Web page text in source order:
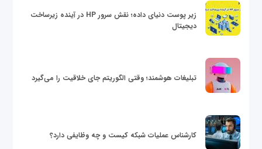
زیر پوست دنیای داده؛ نقش سرور HP در آینده زیرساخت
دیجیتال
تبلیغات هوشمند؛ وقتی الگوریتم جای خلاقیت را می‌گیرد
کارشناس عملیات شبکه کیست و چه وظایفی دارد؟